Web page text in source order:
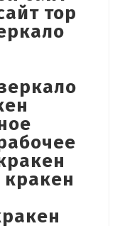
тор